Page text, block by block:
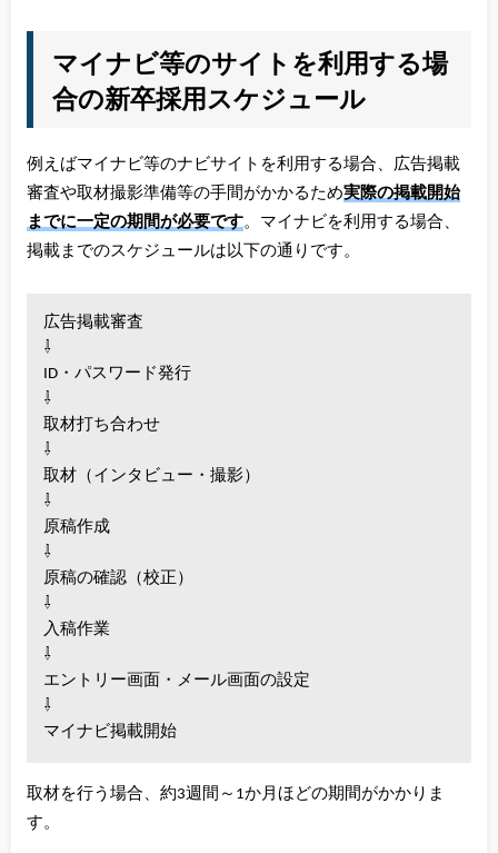
マイナビ等のサイトを利用する場
合の新卒採用スケジュール
例えばマイナビ等のナビサイトを利用する場合、広告掲載
審査や取材撮影準備等の手間がかかるため実際の掲載開始
までに一定の期間が必要です。マイナビを利用する場合、
掲載までのスケジュールは以下の通りです。
広告掲載審査
⇩
ID・パスワード発行
⇩
取材打ち合わせ
⇩
取材（インタビュー・撮影）
⇩
原稿作成
⇩
原稿の確認（校正）
⇩
入稿作業
⇩
エントリー画面・メール画面の設定
⇩
マイナビ掲載開始
取材を行う場合、約3週間～1か月ほどの期間がかかりま
す。